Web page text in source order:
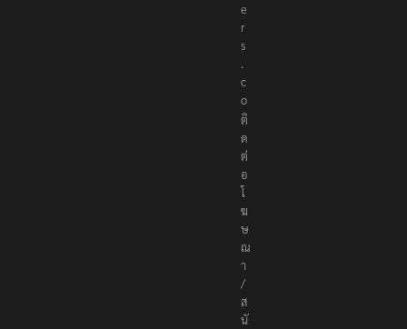
e
r
s
.
c
o
ติ
ด
ต่
อ
โ
ฆ
ษ
ณ
า
/
ส
นั